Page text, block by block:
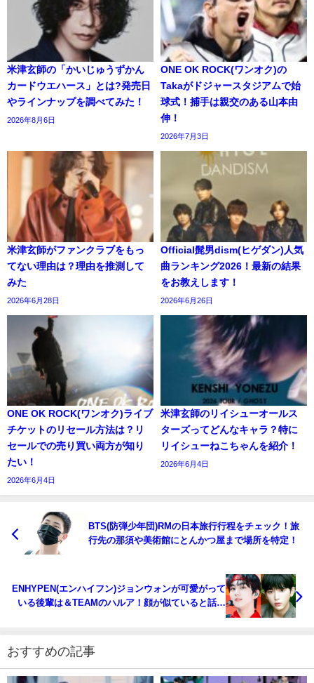
米津玄師の「かいじゅうずかん
カードウエハース」とは?発売日
やラインナップを調べてみた！
2026年8月6日
ONE OK ROCK(ワンオク)の
Takaがドジャースタジアムで始
球式！捕手は親交のある山本由
伸！
2026年7月3日
米津玄師がファンクラブをもっ
てない理由は？理由を推測して
みた
2026年6月28日
Official髭男dism(ヒゲダン)人気
曲ランキング2026！最新の結果
をお教えします！
2026年6月26日
ONE OK ROCK(ワンオク)ライブ
チケットのリセール方法は？リ
セールでの売り買い両方が知り
たい！
2026年6月4日
米津玄師のリイシューオールス
ターズってどんなキャラ？特に
リイシューねこちゃんを紹介！
2026年6月4日
BTS(防弾少年団)RMの日本旅行行程をチェック！旅
行先の那須や美術館にとんかつ屋まで場所を特定！
ENHYPEN(エンハイフン)ジョンウォンが可愛がって
いる後輩は＆TEAMのハルア！顔が似ていると話題
おすすめの記事